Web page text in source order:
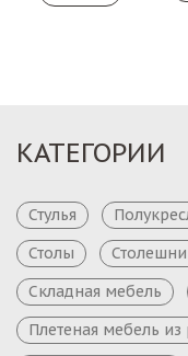
КАТЕГОРИИ
Стулья
Столы
Складная мебель
Плетеная мебель из